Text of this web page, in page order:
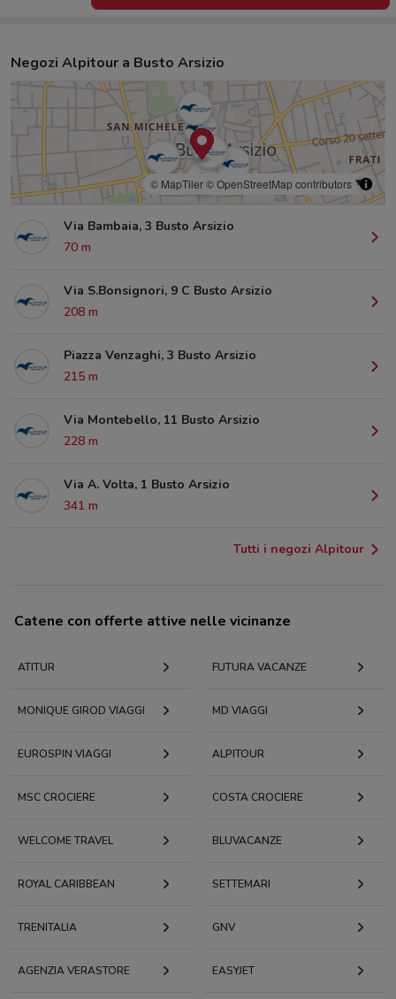
Negozi Alpitour a Busto Arsizio
© MapTiler© OpenStreetMap contributors
Via Bambaia, 3 Busto Arsizio
70 m
Via S.Bonsignori, 9 C Busto Arsizio
208 m
Piazza Venzaghi, 3 Busto Arsizio
215 m
Via Montebello, 11 Busto Arsizio
228 m
Via A. Volta, 1 Busto Arsizio
341 m
Tutti i negozi Alpitour
Catene con offerte attive nelle vicinanze
ATITUR FUTURA VACANZE
MONIQUE GIROD VIAGGI MD VIAGGI
EUROSPIN VIAGGI ALPITOUR
MSC CROCIERE COSTA CROCIERE
WELCOME TRAVEL BLUVACANZE
ROYAL CARIBBEAN SETTEMARI
TRENITALIA GNV
AGENZIA VERASTORE EASYJET